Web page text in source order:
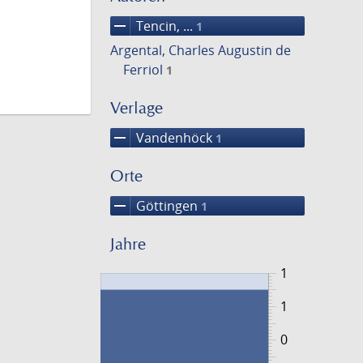
remove Tencin, ... 1
Argental, Charles Augustin de
Ferriol 1
Verlage
remove Vandenhöck 1
Orte
remove Göttingen 1
Jahre
1
0
1